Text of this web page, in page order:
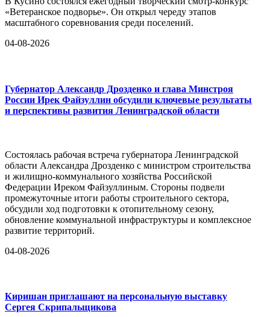
«Ветеранское подворье». Он открыл череду этапов
масштабного соревнования среди поселений.
04-08-2026
Губернатор Александр Дрозденко и глава Минстроя
России Ирек Файзуллин обсудили ключевые результаты
и перспективы развития Ленинградской области
Состоялась рабочая встреча губернатора Ленинградской
области Александра Дрозденко с министром строительства
и жилищно-коммунального хозяйства Российской
Федерации Иреком Файзуллиным. Стороны подвели
промежуточные итоги работы строительного сектора,
обсудили ход подготовки к отопительному сезону,
обновление коммунальной инфраструктуры и комплексное
развитие территорий.
04-08-2026
Киришан приглашают на персональную выставку
Сергея Скрипальщикова